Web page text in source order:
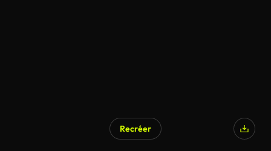
Recréer